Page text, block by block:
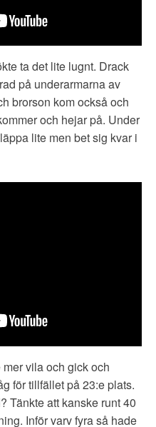
ta det lite lugnt. Drack
på underarmarna av
brorson kom också och
och hejar på. Under
lite men bet sig kvar i
vila och gick och
för tillfället på 23:e plats.
Tänkte att kanske runt 40
Inför varv fyra så hade